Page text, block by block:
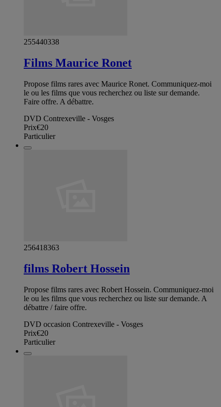
255440338
Films Maurice Ronet
Propose films rares avec Maurice Ronet. Communiquez-moi
le ou les films que vous recherchez ou liste sur demande.
Faire offre. A débattre.
DVD Contrexeville - Vosges
Prix€20
Particulier
256418363
films Robert Hossein
Propose films rares avec Robert Hossein. Communiquez-moi
le ou les films que vous recherchez ou liste sur demande. A
débattre / faire offre.
DVD occasion Contrexeville - Vosges
Prix€20
Particulier